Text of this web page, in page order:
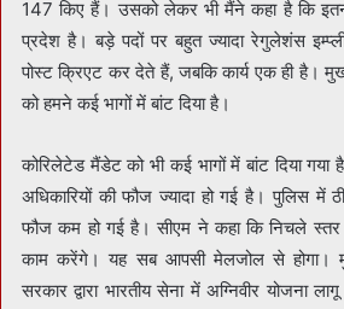
147 किए हैं। उसको लेकर भी मैंने कहा है कि
प्रदेश है। बड़े पदों पर बहुत ज्यादा रेगुलेशंस
पोस्ट क्रिएट कर देते हैं, जबकि कार्य एक ही है।
को हमने कई भागों में बांट दिया है।
कोरिलेटेड मैंडेट को भी कई भागों में बांट दिया
अधिकारियों की फौज ज्यादा हो गई है। पुलिस में
फौज कम हो गई है। सीएम ने कहा कि निचले स्तर
काम करेंगे। यह सब आपसी मेलजोल से होगा।
सरकार द्वारा भारतीय सेना में अग्निवीर योजना